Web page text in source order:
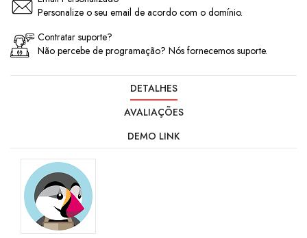
Personalize o seu email de acordo com o domínio.
Contratar suporte?
Não percebe de programação? Nós fornecemos suporte.
DETALHES
AVALIAÇÕES
DEMO LINK